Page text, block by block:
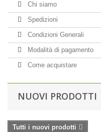
Chi siamo
Spedizioni
Condizioni Generali
Modalità di pagamento
Come acquistare
NUOVI PRODOTTI
Tutti i nuovi prodotti